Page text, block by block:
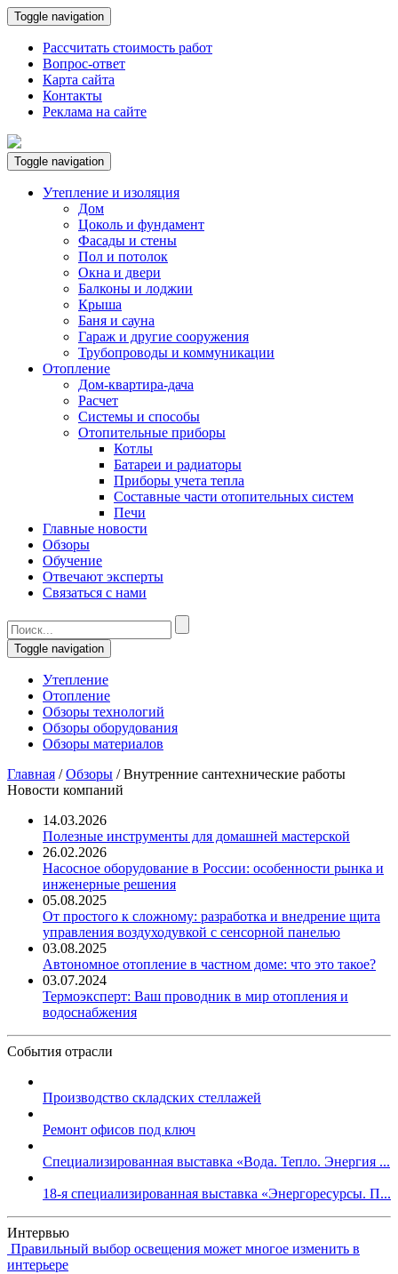
Toggle navigation
Рассчитать стоимость работ
Вопрос-ответ
Карта сайта
Контакты
Реклама на сайте
Toggle navigation
Утепление и изоляция
Дом
Цоколь и фундамент
Фасады и стены
Пол и потолок
Окна и двери
Балконы и лоджии
Крыша
Баня и сауна
Гараж и другие сооружения
Трубопроводы и коммуникации
Отопление
Дом-квартира-дача
Расчет
Системы и способы
Отопительные приборы
Котлы
Батареи и радиаторы
Приборы учета тепла
Составные части отопительных систем
Печи
Главные новости
Обзоры
Обучение
Отвечают эксперты
Связаться с нами
Toggle navigation
Утепление
Отопление
Обзоры технологий
Обзоры оборудования
Обзоры материалов
Главная /Обзоры /Внутренние сантехнические работы
Новости компаний
14.03.2026
Полезные инструменты для домашней мастерской
26.02.2026
Насосное оборудование в России: особенности рынка и
инженерные решения
05.08.2025
От простого к сложному: разработка и внедрение щита
управления воздуходувкой с сенсорной панелью
03.08.2025
Автономное отопление в частном доме: что это такое?
03.07.2024
Термоэксперт: Ваш проводник в мир отопления и
водоснабжения
События отрасли
Производство складских стеллажей
Ремонт офисов под ключ
Специализированная выставка «Вода. Тепло. Энергия ...
18-я специализированная выставка «Энергоресурсы. П...
Интервью
Правильный выбор освещения может многое изменить в
интерьере